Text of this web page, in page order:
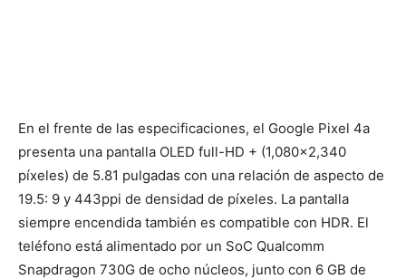
En el frente de las especificaciones, el Google Pixel 4a
presenta una pantalla OLED full-HD + (1,080×2,340
píxeles) de 5.81 pulgadas con una relación de aspecto de
19.5: 9 y 443ppi de densidad de píxeles. La pantalla
siempre encendida también es compatible con HDR. El
teléfono está alimentado por un SoC Qualcomm
Snapdragon 730G de ocho núcleos, junto con 6 GB de